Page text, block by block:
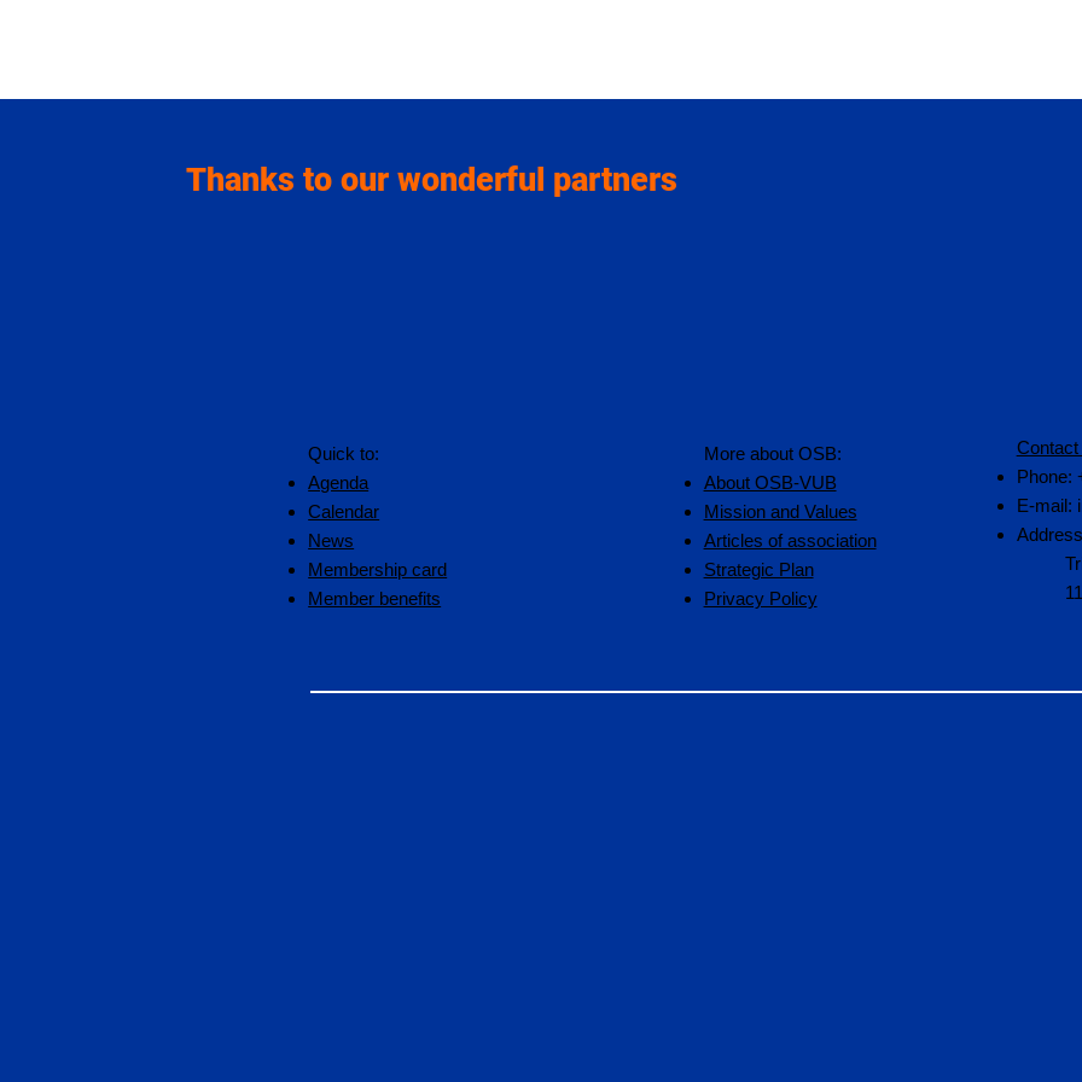
Thanks to our wonderful partners
Quick to:
Agenda
Calendar
News
Membership card
Member benefits
More about OSB:
About OSB-VUB
Mission and Values
Articles of association
Strategic Plan
Privacy Policy
Contact
Phone:
E-mail: